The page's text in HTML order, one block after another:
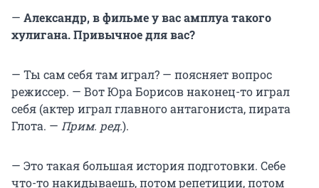
— Александр, в фильме у вас амплуа такого
хулигана. Привычное для вас?
— Ты сам себя там играл? — поясняет вопрос
режиссер. — Вот Юра Борисов наконец-то играл
себя (актер играл главного антагониста, пирата
Глота. — Прим. ред.).
— Это такая большая история подготовки. Себе
что-то накидываешь, потом репетиции, потом